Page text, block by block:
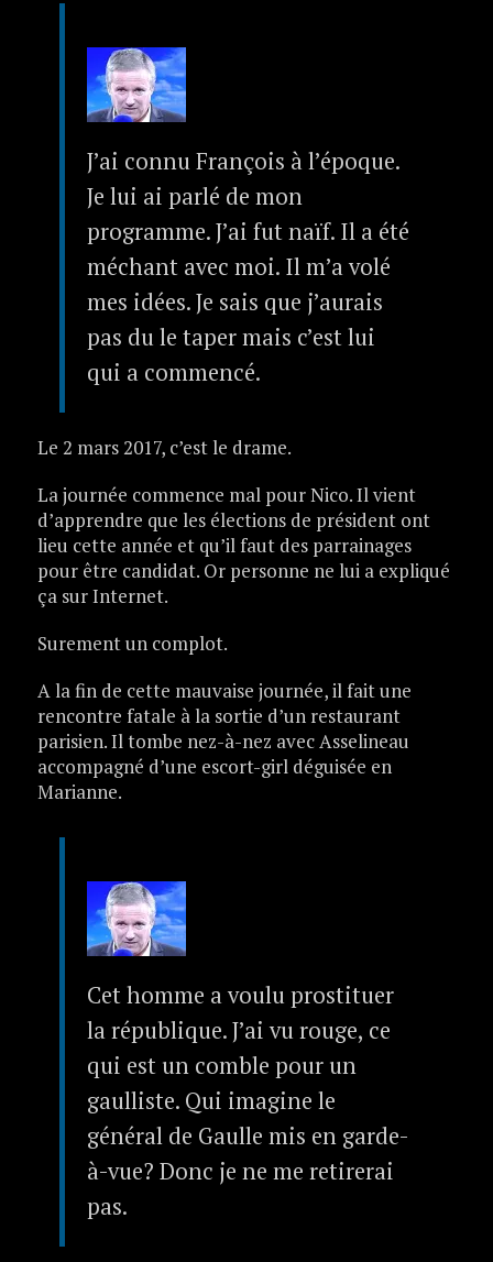
J’ai connu François à l’époque.
Je lui ai parlé de mon
programme. J’ai fut naïf. Il a été
méchant avec moi. Il m’a volé
mes idées. Je sais que j’aurais
pas du le taper mais c’est lui
qui a commencé.
Le 2 mars 2017, c’est le drame.
La journée commence mal pour Nico. Il vient
d’apprendre que les élections de président ont
lieu cette année et qu’il faut des parrainages
pour être candidat. Or personne ne lui a expliqué
ça sur Internet.
Surement un complot.
A la fin de cette mauvaise journée, il fait une
rencontre fatale à la sortie d’un restaurant
parisien. Il tombe nez-à-nez avec Asselineau
accompagné d’une escort-girl déguisée en
Marianne.
Cet homme a voulu prostituer
la république. J’ai vu rouge, ce
qui est un comble pour un
gaulliste. Qui imagine le
général de Gaulle mis en garde-
à-vue? Donc je ne me retirerai
pas.